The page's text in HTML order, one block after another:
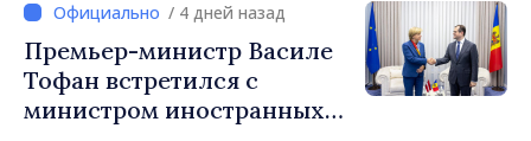
/ 4 дней назад
Премьер-министр Василе
Тофан встретился с
министром иностранных